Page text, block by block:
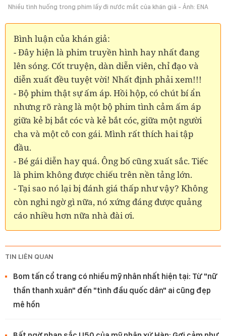
Nhiều tình huống trong phim lấy đi nước mắt của khán giả - Ảnh: ENA
Bình luận của khán giả:
- Đây hiện là phim truyền hình hay nhất đang
lên sóng. Cốt truyện, dàn diễn viên, chỉ đạo và
diễn xuất đều tuyệt vời! Nhất định phải xem!!!
- Bộ phim thật sự ấm áp. Hồi hộp, có chút bí ẩn
nhưng rõ ràng là một bộ phim tình cảm ấm áp
giữa kẻ bị bắt cóc và kẻ bắt cóc, giữa một người
cha và một cô con gái. Mình rất thích hai tập
đầu.
- Bé gái diễn hay quá. Ông bố cũng xuất sắc. Tiếc
là phim không được chiếu trên nền tảng lớn.
- Tại sao nó lại bị đánh giá thấp như vậy? Không
còn nghi ngờ gì nữa, nó xứng đáng được quảng
cáo nhiều hơn nữa nhà đài ơi.
TIN LIÊN QUAN
Bom tấn cổ trang có nhiều mỹ nhân nhất hiện tại: Từ "nữ
thần thanh xuân" đến "tình đầu quốc dân" ai cũng đẹp
mê hồn